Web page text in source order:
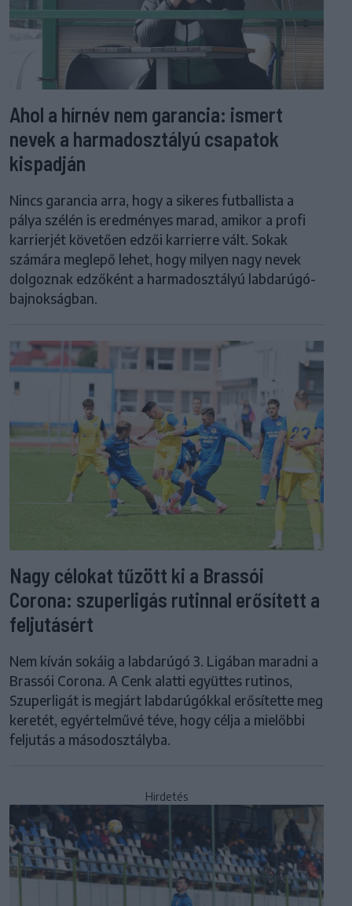
Ahol a hírnév nem garancia: ismert
nevek a harmadosztályú csapatok
kispadján
Nincs garancia arra, hogy a sikeres futballista a
pálya szélén is eredményes marad, amikor a profi
karrierjét követően edzői karrierre vált. Sokak
számára meglepő lehet, hogy milyen nagy nevek
dolgoznak edzőként a harmadosztályú labdarúgó-
bajnokságban.
Nagy célokat tűzött ki a Brassói
Corona: szuperligás rutinnal erősített a
feljutásért
Nem kíván sokáig a labdarúgó 3. Ligában maradni a
Brassói Corona. A Cenk alatti együttes rutinos,
Szuperligát is megjárt labdarúgókkal erősítette meg
keretét, egyértelművé téve, hogy célja a mielőbbi
feljutás a másodosztályba.
Hirdetés